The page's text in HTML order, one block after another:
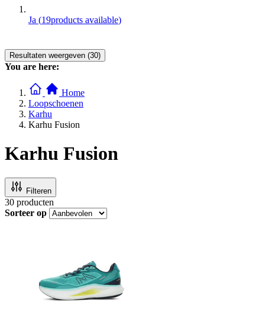
Ja (19products available)
Resultaten weergeven (30)
You are here:
Home
Loopschoenen
Karhu
Karhu Fusion
Karhu Fusion
Filteren
30 producten
Sorteer op